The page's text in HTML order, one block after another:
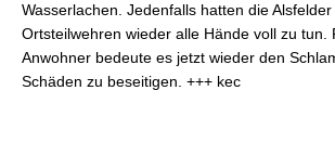
Wasserlachen. Jedenfalls hatten die
Ortsteilwehren wieder alle Hände voll zu tun.
Anwohner bedeute es jetzt wieder den
Schäden zu beseitigen. +++ kec